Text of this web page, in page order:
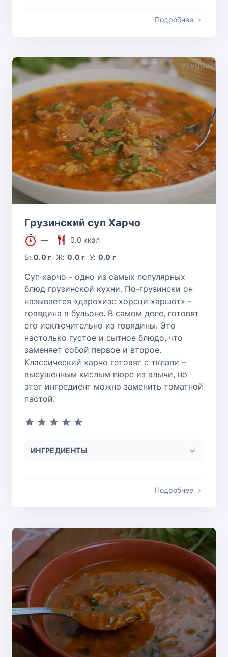
Подробнее
Грузинский суп Харчо
—
0.0 ккал
Б:0.0 г Ж: 0.0 г У: 0.0 г
Суп харчо - одно из самых популярных
блюд грузинской кухни. По-грузински он
называется «дзрохизс хорсци харшот» -
говядина в бульоне. В самом деле, готовят
его исключительно из говядины. Это
настолько густое и сытное блюдо, что
заменяет собой первое и второе.
Классический харчо готовят с тклапи –
высушенным кислым пюре из алычи, но
этот ингредиент можно заменить томатной
пастой.
ИНГРЕДИЕНТЫ
Подробнее